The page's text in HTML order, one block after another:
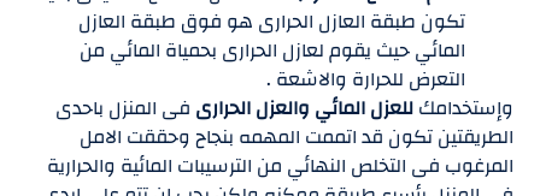
تكون طبقة العازل الحرارى هو فوق طبقة العازل
المائي حيث يقوم لعازل الحرارى بحمياة المائي من
التعرض للحرارة والاشعة .
وإستخدامكللعزل المائي والعزل الحرارى فى المنزل باحدى
الطريقتين تكون قد اتممت المهمه بنجاح وحققت الامل
المرغوب فى التخلص النهائي من الترسيبات المائية والحرارية